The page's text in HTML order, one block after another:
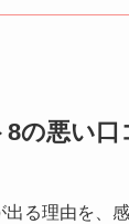
の悪い口
る理由を、